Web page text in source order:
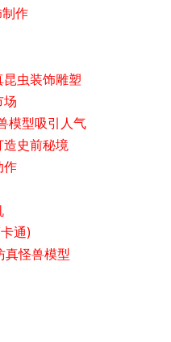
作
虫装饰雕塑
场
模型吸引人气
造史前秘境
作
通)
真怪兽模型